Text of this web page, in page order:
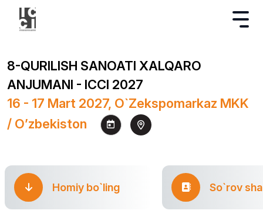
8-QURILISH SANOATI XALQARO
ANJUMANI - ICCI 2027
16 - 17 Mart 2027, O`zekspomarkaz MKK
/ O’zbekiston
Homiy bo`ling So`rov